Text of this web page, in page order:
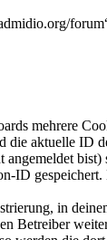
mehrere
die aktuelle ID
ID
in
Betreiber